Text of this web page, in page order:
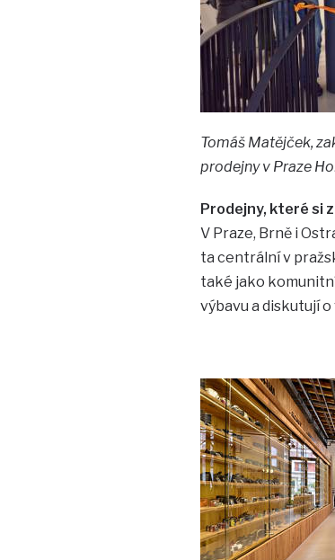
Tomáš Matějček,
prodejny v Praze
Prodejny, které si
V Praze, Brně i
ta centrální v
také jako
výbavu a diskutují